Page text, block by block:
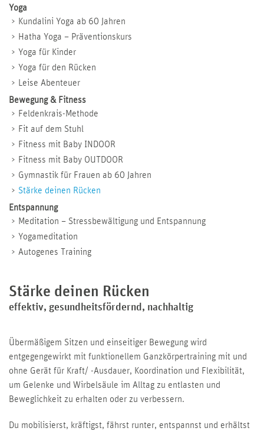
Yoga
Kundalini Yoga ab 60 Jahren
Hatha Yoga – Präventionskurs
Yoga für Kinder
Yoga für den Rücken
Leise Abenteuer
Bewegung & Fitness
Feldenkrais-Methode
Fit auf dem Stuhl
Fitness mit Baby INDOOR
Fitness mit Baby OUTDOOR
Gymnastik für Frauen ab 60 Jahren
Stärke deinen Rücken
Entspannung
Meditation – Stressbewältigung und Entspannung
Yogameditation
Autogenes Training
Stärke deinen Rücken
effektiv, gesundheitsfördernd, nachhaltig
Übermäßigem Sitzen und einseitiger Bewegung wird
entgegengewirkt mit funktionellem Ganzkörpertraining mit und
ohne Gerät für Kraft/ -Ausdauer, Koordination und Flexibilität,
um Gelenke und Wirbelsäule im Alltag zu entlasten und
Beweglichkeit zu erhalten oder zu verbessern.
Du mobilisierst, kräftigst, fährst runter, entspannst und erhältst